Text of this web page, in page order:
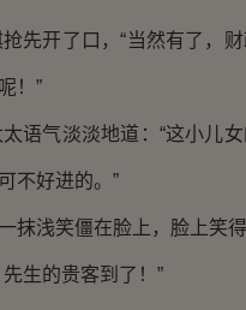
开了口，“当然有了，财
！”
气淡淡地道：“这小儿女
不好进的。”
浅笑僵在脸上，脸上笑得
生的贵客到了！”